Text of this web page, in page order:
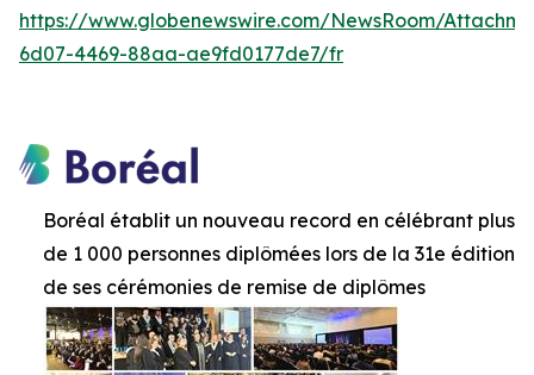
https://www.globenewswire.com/NewsRoom/
6d07-4469-88aa-ae9fd0177de7/fr
Boréal établit un nouveau record en célébrant plus
de 1 000 personnes diplômées lors de la 31e édition
de ses cérémonies de remise de diplômes